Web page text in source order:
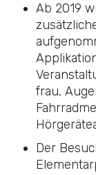
Ab 2019
frau,
Der